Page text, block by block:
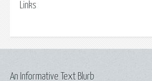
Links
An Informative Text Blurb